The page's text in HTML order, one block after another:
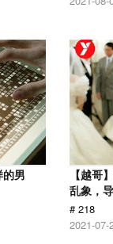
的男
【越哥
乱象，
# 218
2021-07-